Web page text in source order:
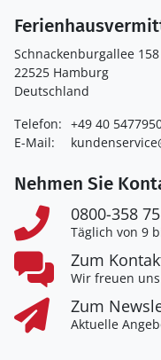
Schnackenburgallee 158
22525 Hamburg
Deutschland
Telefon: +49 40
E-Mail:
Nehmen Sie
0800-358
Täglich von 9
Zum
Wir freuen
Zum
Aktuelle